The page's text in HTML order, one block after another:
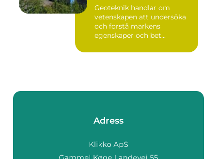
Geoteknik handlar om
vetenskapen att undersöka
och förstå markens
egenskaper och bet...
Adress